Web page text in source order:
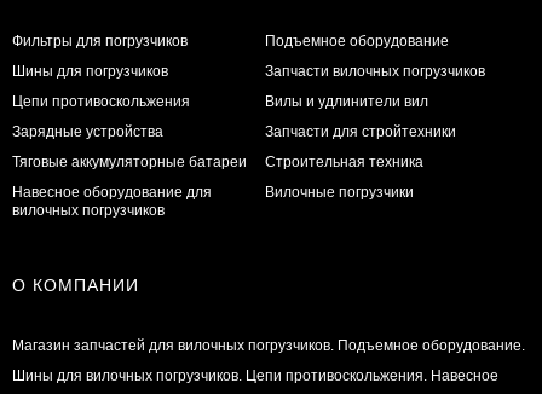
Фильтры для погрузчиков
Шины для погрузчиков
Цепи противоскольжения
Зарядные устройства
Тяговые аккумуляторные батареи
Навесное оборудование для
вилочных погрузчиков
Подъемное оборудование
Запчасти вилочных погрузчиков
Вилы и удлинители вил
Запчасти для стройтехники
Строительная техника
Вилочные погрузчики
О КОМПАНИИ
Магазин запчастей для вилочных погрузчиков. Подъемное оборудование.
Шины для вилочных погрузчиков. Цепи противоскольжения. Навесное